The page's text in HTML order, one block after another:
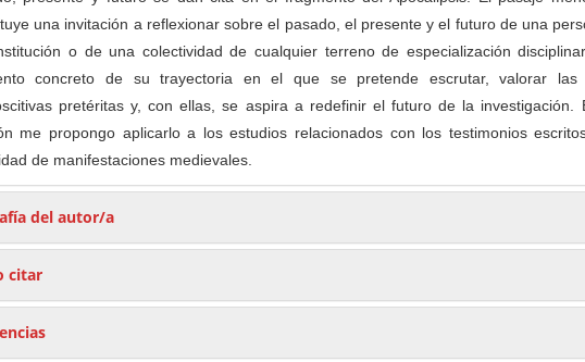
una invitación a reflexionar sobre el pasado, el presente y el futuro de una
o de una colectividad de cualquier terreno de especialización
concreto de su trayectoria en el que se pretende escrutar, valorar las
pretéritas y, con ellas, se aspira a redefinir el futuro de la investigación.
me propongo aplicarlo a los estudios relacionados con los testimonios
de manifestaciones medievales.
del autor/a
citar